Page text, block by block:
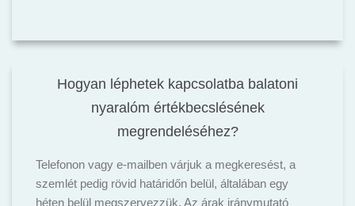
Hogyan léphetek kapcsolatba balatoni
nyaralóm értékbecslésének
megrendeléséhez?
Telefonon vagy e-mailben várjuk a megkeresést, a
szemlét pedig rövid határidőn belül, általában egy
héten belül megszervezzük. Az árak iránymutató